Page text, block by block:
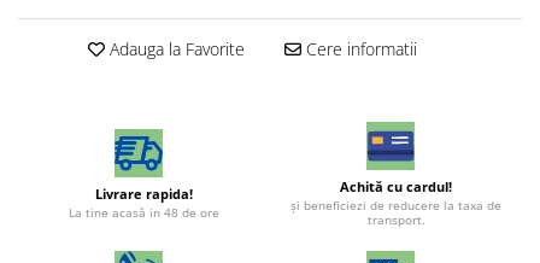
Adauga la Favorite Cere informatii
Livrare rapida!
La tine acasă in 48 de ore
Achită cu cardul!
şi beneficiezi de reducere la taxa de
transport.